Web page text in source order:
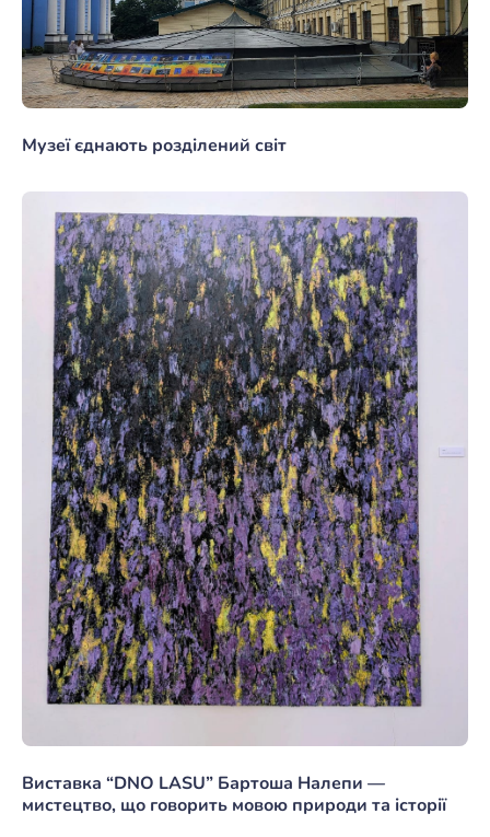
Музеї єднають розділений світ
Виставка “DNO LASU” Бартоша Налепи —
мистецтво, що говорить мовою природи та історії